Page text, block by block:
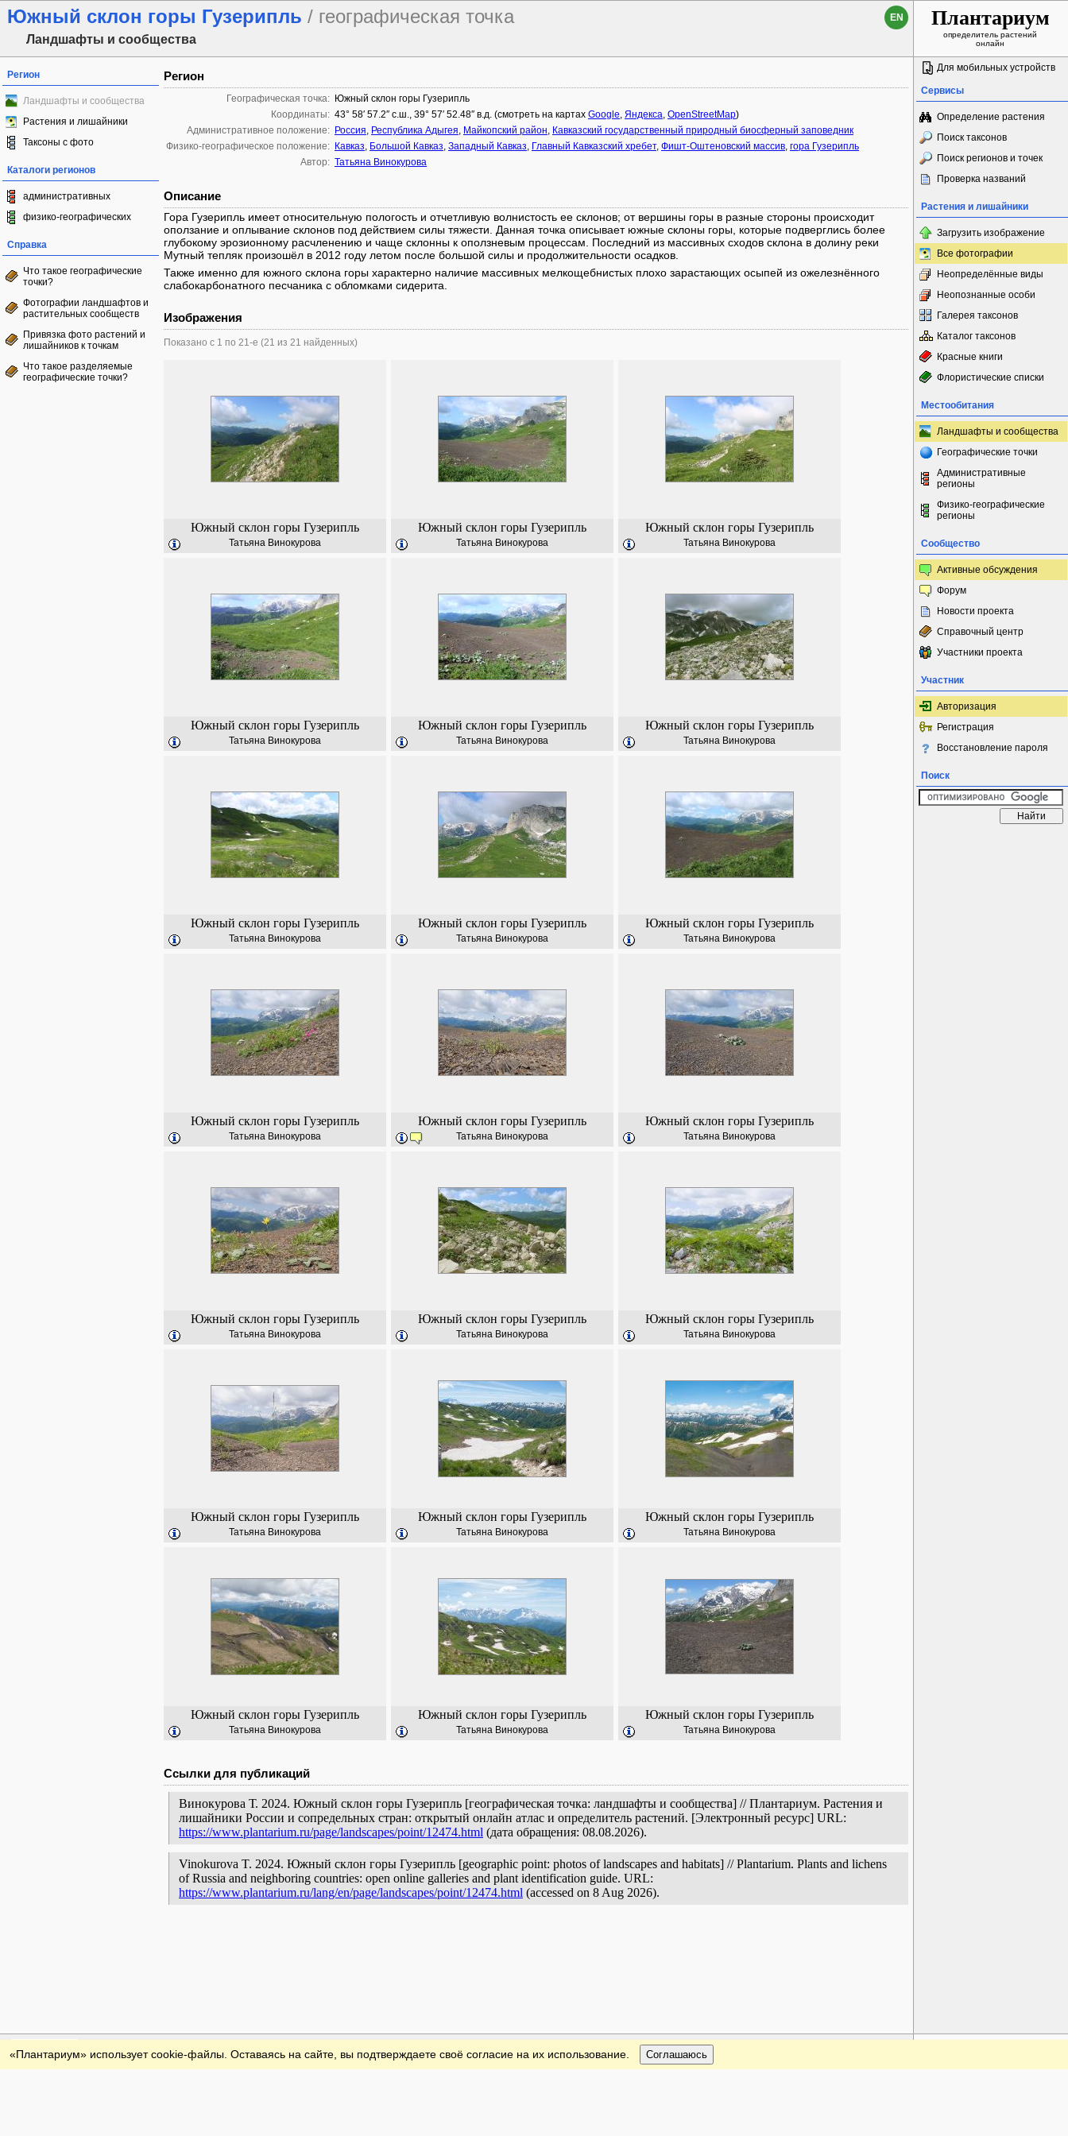
Южный склон горы Гузерипль / географическая точка
Ландшафты и сообщества
EN Плантариум
определитель растений
онлайн
Регион
Ландшафты и сообщества
Растения и лишайники
Таксоны с фото
Каталоги регионов
административных
физико-географических
Справка
Что такое географические
точки?
Фотографии ландшафтов и
растительных сообществ
Привязка фото растений и
лишайников к точкам
Что такое разделяемые
географические точки?
Регион
Географическая точка: Южный склон горы Гузерипль
Координаты: 43° 58′ 57.2″ с.ш., 39° 57′ 52.48″ в.д. (смотреть на картах Google, Яндекса, OpenStreetMap)
Административное положение: Россия, Республика Адыгея, Майкопский район, Кавказский государственный природный биосферный заповедник
Физико-географическое положение: Кавказ, Большой Кавказ, Западный Кавказ, Главный Кавказский хребет, Фишт-Оштеновский массив, гора Гузерипль
Автор: Татьяна Винокурова
Описание
Гора Гузерипль имеет относительную пологость и отчетливую волнистость ее склонов; от вершины горы в разные стороны происходит
оползание и оплывание склонов под действием силы тяжести. Данная точка описывает южные склоны горы, которые подверглись более
глубокому эрозионному расчленению и чаще склонны к оползневым процессам. Последний из массивных сходов склона в долину реки
Мутный тепляк произошёл в 2012 году летом после большой силы и продолжительности осадков.
Также именно для южного склона горы характерно наличие массивных мелкощебнистых плохо зарастающих осыпей из ожелезнённого
слабокарбонатного песчаника с обломками сидерита.
Изображения
Показано с 1 по 21-е (21 из 21 найденных)
Южный склон горы Гузерипль
Татьяна Винокурова
Южный склон горы Гузерипль
Татьяна Винокурова
Южный склон горы Гузерипль
Татьяна Винокурова
Южный склон горы Гузерипль
Татьяна Винокурова
Южный склон горы Гузерипль
Татьяна Винокурова
Южный склон горы Гузерипль
Татьяна Винокурова
Южный склон горы Гузерипль
Татьяна Винокурова
Южный склон горы Гузерипль
Татьяна Винокурова
Южный склон горы Гузерипль
Татьяна Винокурова
Южный склон горы Гузерипль
Татьяна Винокурова
Южный склон горы Гузерипль
Татьяна Винокурова
Южный склон горы Гузерипль
Татьяна Винокурова
Южный склон горы Гузерипль
Татьяна Винокурова
Южный склон горы Гузерипль
Татьяна Винокурова
Южный склон горы Гузерипль
Татьяна Винокурова
Южный склон горы Гузерипль
Татьяна Винокурова
Южный склон горы Гузерипль
Татьяна Винокурова
Южный склон горы Гузерипль
Татьяна Винокурова
Южный склон горы Гузерипль
Татьяна Винокурова
Южный склон горы Гузерипль
Татьяна Винокурова
Южный склон горы Гузерипль
Татьяна Винокурова
Ссылки для публикаций
Винокурова Т. 2024. Южный склон горы Гузерипль [географическая точка: ландшафты и сообщества] // Плантариум. Растения и
лишайники России и сопредельных стран: открытый онлайн атлас и определитель растений. [Электронный ресурс] URL:
https://www.plantarium.ru/page/landscapes/point/12474.html (дата обращения: 08.08.2026).
Vinokurova T. 2024. Южный склон горы Гузерипль [geographic point: photos of landscapes and habitats] // Plantarium. Plants and lichens
of Russia and neighboring countries: open online galleries and plant identification guide. URL:
https://www.plantarium.ru/lang/en/page/landscapes/point/12474.html (accessed on 8 Aug 2026).
Для мобильных устройств
Сервисы
Определение растения
Поиск таксонов
Поиск регионов и точек
Проверка названий
Растения и лишайники
Загрузить изображение
Все фотографии
Неопределённые виды
Неопознанные особи
Галерея таксонов
Каталог таксонов
Красные книги
Флористические списки
Местообитания
Ландшафты и сообщества
Географические точки
Административные
регионы
Физико-географические
регионы
Сообщество
Активные обсуждения
Форум
Новости проекта
Справочный центр
Участники проекта
Участник
Авторизация
Регистрация
Восстановление пароля
Поиск
Обратная связь
«Плантариум» использует cookie-файлы. Оставаясь на сайте, вы подтверждаете своё согласие на их использование. Соглашаюсь